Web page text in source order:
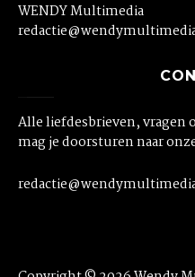
WENDY Multimedia
Alle liefdesbrieven, vragen
mag je doorsturen naar